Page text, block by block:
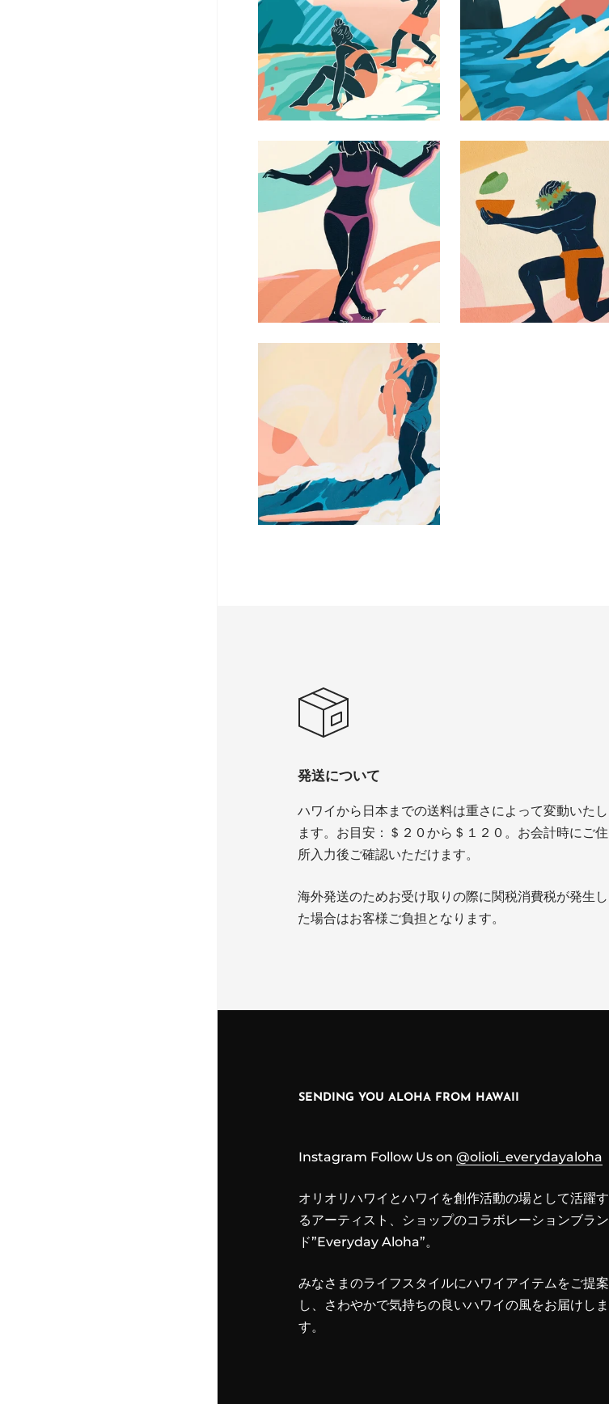
発送について
ハワイから日本までの送料は重さによって変動いたし
ます。お目安：＄２０から＄１２０。お会計時にご住
所入力後ご確認いただけます。
海外発送のためお受け取りの際に関税消費税が発生し
た場合はお客様ご負担となります。
SENDING YOU ALOHA FROM HAWAII
Instagram Follow Us on @olioli_everydayaloha
オリオリハワイとハワイを創作活動の場として活躍す
るアーティスト、ショップのコラボレーションブラン
ド”Everyday Aloha”。
みなさまのライフスタイルにハワイアイテムをご提案
し、さわやかで気持ちの良いハワイの風をお届けしま
す。